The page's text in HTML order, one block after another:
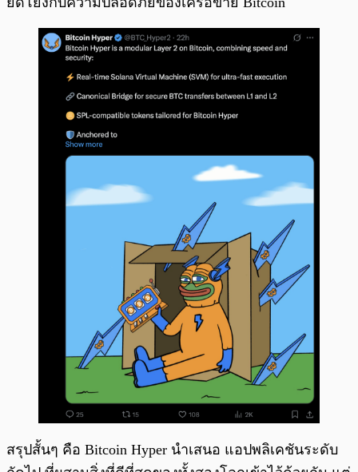
สรุปสั้นๆ คือ Bitcoin Hyper นำเสนอ แอปพลิเคชันระดับ